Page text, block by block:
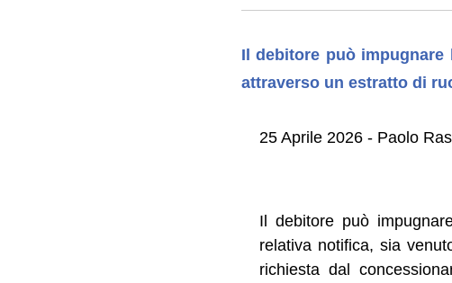
Il debitore può
attraverso un estratto di
25 Aprile 2026 - Paolo
Il debitore può
relativa notifica, sia
richiesta dal